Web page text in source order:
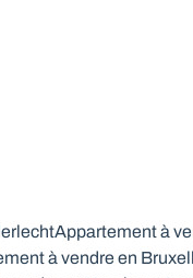
Appartement à
à vendre en